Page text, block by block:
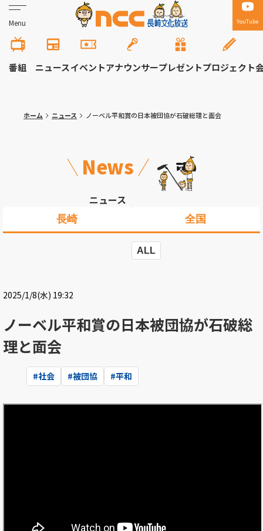
Menu YouTube
番組 ニュースイベントアナウンサープレゼントプロジェクト
ホーム ニュース ノーベル平和賞の日本被団協が石破総理と面会
News
ニュース
長崎 全国
ALL
2025/1/8(水) 19:32
ノーベル平和賞の日本被団協が石破総
理と面会
#社会 #被団協 #平和